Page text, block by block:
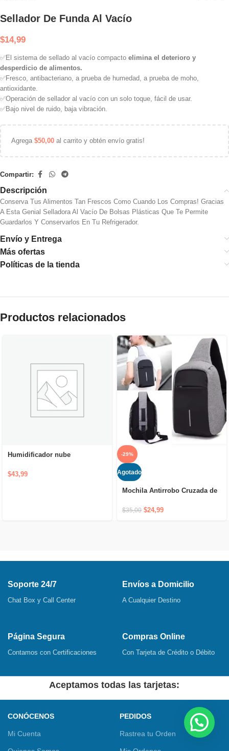
Sellador De Funda Al Vacío
$14,99
✅El sistema de sellado al vacío compacto elimina el deterioro y
desperdicio de alimentos.
✅Fresco, antibacteriano, a prueba de humedad, a prueba de moho,
antioxidante.
✅Operación de sellador al vacío con un solo toque, fácil de usar.
✅Bajo nivel de ruido, baja vibración.
Agrega $50,00 al carrito y obtén envío gratis!
Compartir:
Descripción
Conserva Tus Alimentos Tan Frescos Como Cuando Los Compras! Gracias
A Esta Genial Selladora Al Vacío De Bolsas Plásticas Que Te Permite
Guardarlos Y Conservarlos En Tu Refrigerador.
Envío y Entrega
Más ofertas
Políticas de la tienda
Productos relacionados
Humidificador nube
$43,99
-29%
Agotado
Mochila Antirrobo Cruzada de
Puerto USB y Cierre Oculto
$35,00 $24,99
Soporte 24/7
Chat Box y Call Center
Envíos a Domicilio
A Cualquier Destino
Página Segura
Contamos con Certificaciones
Compras Online
Con Tarjeta de Crédito o Débito
Aceptamos todas las tarjetas:
CONÓCENOS
Mi Cuenta
PEDIDOS
Rastrea tu Orden